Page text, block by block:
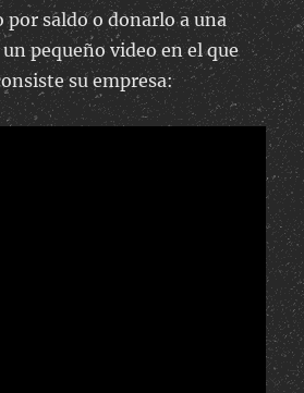
por saldo o donarlo a una
pequeño video en el que
su empresa: